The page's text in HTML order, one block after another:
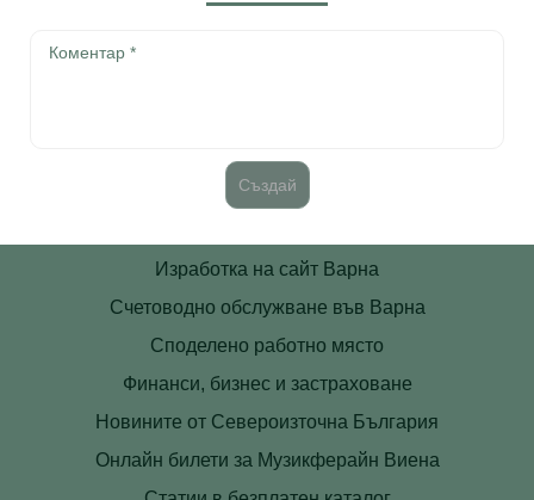
Изработка на сайт Варна
Счетоводно обслужване във Варна
Споделено работно място
Финанси, бизнес и застраховане
Новините от Североизточна България
Онлайн билети за Музикферайн Виена